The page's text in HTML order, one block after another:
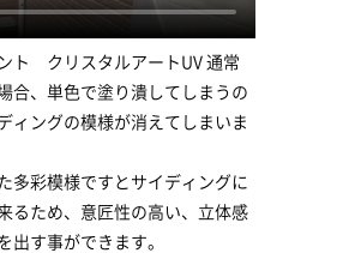
ト クリスタルアートUV 通常
合、単色で塗り潰してしまうの
ィングの模様が消えてしまいま
多彩模様ですとサイディングに
るため、意匠性の高い、立体感
出す事ができます。